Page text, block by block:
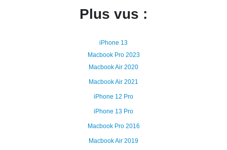
Plus vus :
iPhone 13
Macbook Pro 2023
Macbook Air 2020
Macbook Air 2021
iPhone 12 Pro
iPhone 13 Pro
Macbook Pro 2016
Macbook Air 2019